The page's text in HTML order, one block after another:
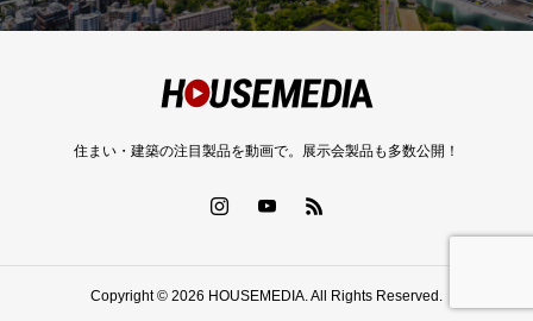
住まい・建築の注目製品を動画で。展示会製品も多数公開！
Copyright © 2026 HOUSEMEDIA. All Rights Reserved.